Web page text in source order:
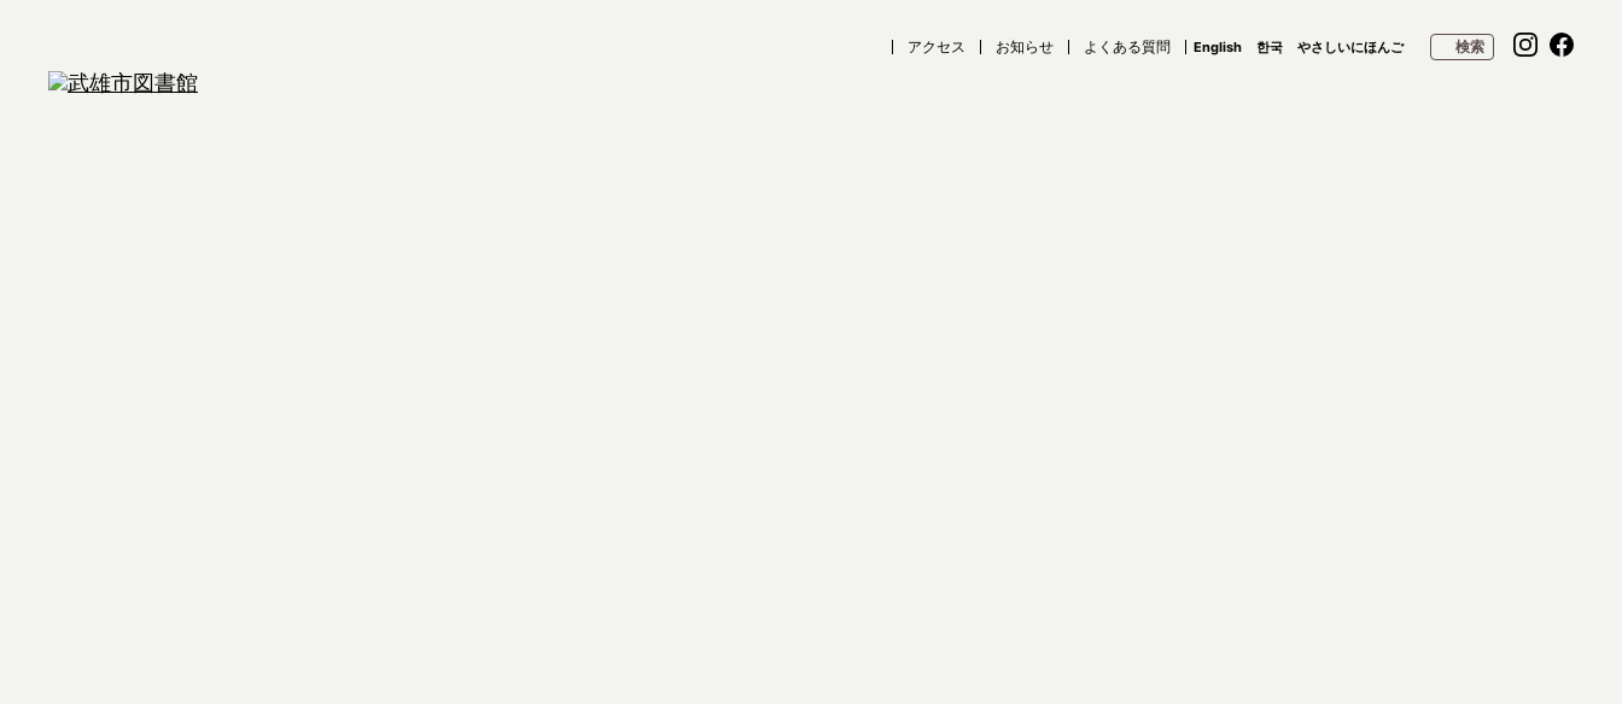
アクセス お知らせ よくある質問 English 한국 やさしいにほんご 検索